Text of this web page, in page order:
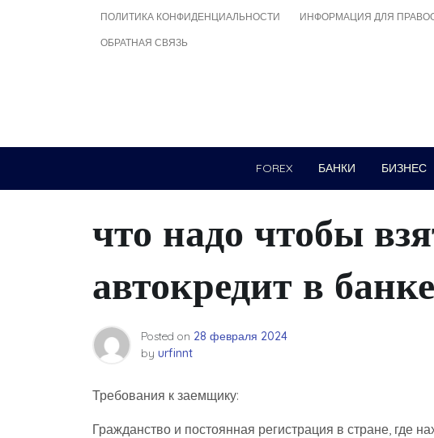
ПОЛИТИКА КОНФИДЕНЦИАЛЬНОСТИ ИНФОРМАЦИЯ ДЛЯ
ОБРАТНАЯ СВЯЗЬ
FOREX БАНКИ БИЗНЕС
что надо чтобы
автокредит в банке
Posted on 28 февраля 2024
by urfinnt
Требования к заемщику:
Гражданство и постоянная регистрация в стране, где